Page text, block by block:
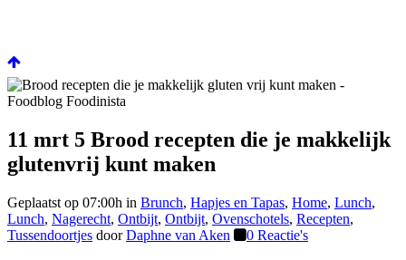
11 mrt 5 Brood recepten die je makkelijk
glutenvrij kunt maken
Geplaatst op 07:00h in Brunch, Hapjes en Tapas, Home, Lunch,
Lunch, Nagerecht, Ontbijt, Ontbijt, Ovenschotels, Recepten,
Tussendoortjes doorDaphne van Aken 0 Reactie's